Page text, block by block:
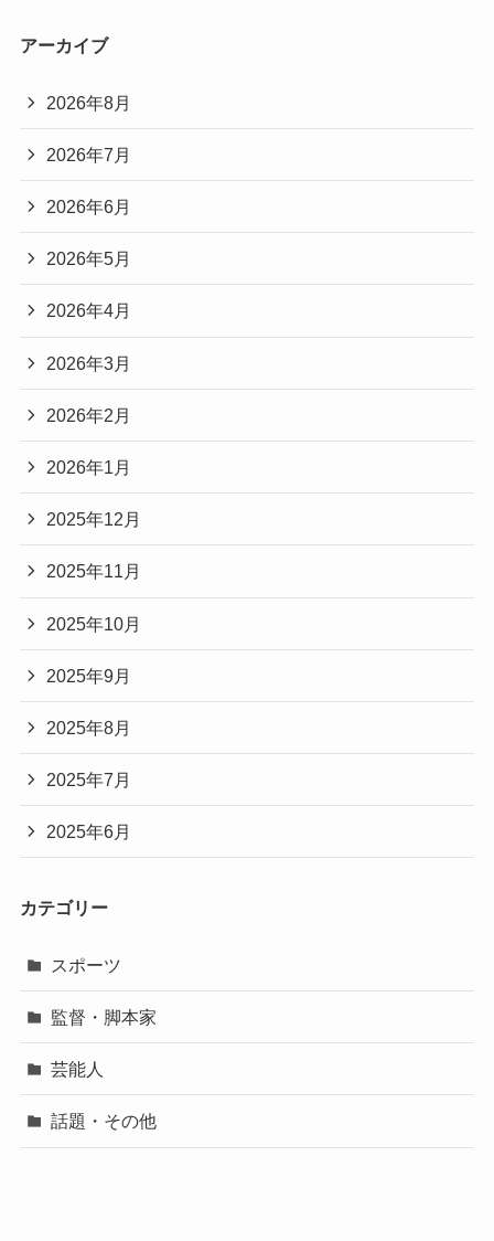
アーカイブ
2026年8月
2026年7月
2026年6月
2026年5月
2026年4月
2026年3月
2026年2月
2026年1月
2025年12月
2025年11月
2025年10月
2025年9月
2025年8月
2025年7月
2025年6月
カテゴリー
スポーツ
監督・脚本家
芸能人
話題・その他